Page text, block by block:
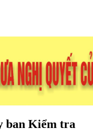
ban Kiểm tra